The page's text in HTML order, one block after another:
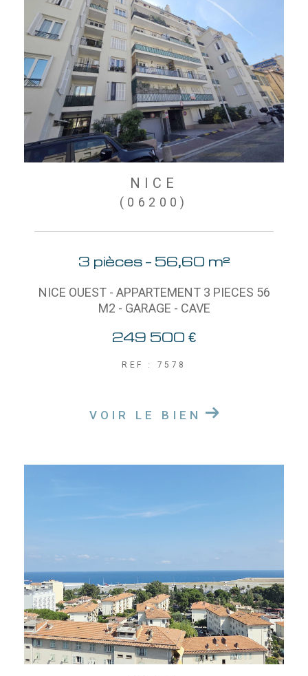
NICE
(06200)
3 pièces - 56,60 m²
NICE OUEST - APPARTEMENT 3 PIECES 56
M2 - GARAGE - CAVE
249 500 €
REF : 7578
VOIR LE BIEN